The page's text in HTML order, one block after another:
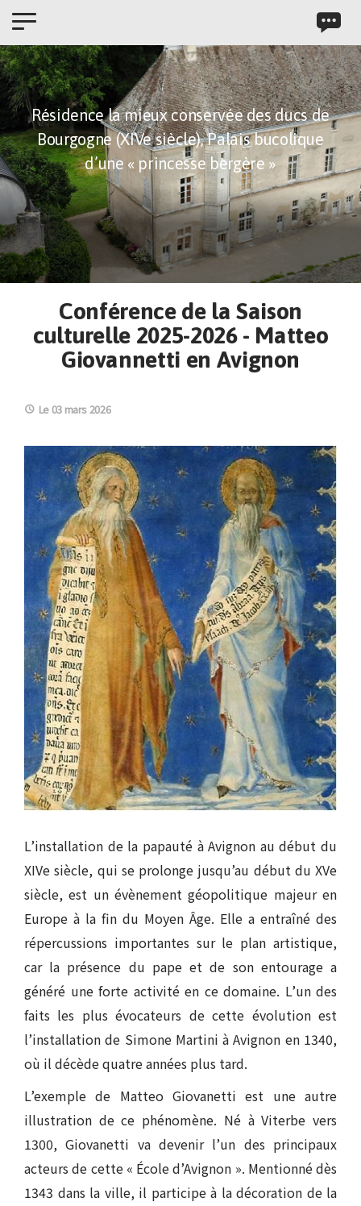
Résidence la mieux conservée des ducs de
Bourgogne (XIVe siècle),Palais bucolique
d’une « princesse bergère »
Conférence de la Saison
culturelle 2025-2026 - Matteo
Giovannetti en Avignon
Le 03 mars 2026
L’installation de la papauté à Avignon au début du
XIVe siècle, qui se prolonge jusqu’au début du XVe
siècle, est un évènement géopolitique majeur en
Europe à la fin du Moyen Âge. Elle a entraîné des
répercussions importantes sur le plan artistique,
car la présence du pape et de son entourage a
généré une forte activité en ce domaine. L’un des
faits les plus évocateurs de cette évolution est
l’installation de Simone Martini à Avignon en 1340,
où il décède quatre années plus tard.
L’exemple de Matteo Giovanetti est une autre
illustration de ce phénomène. Né à Viterbe vers
1300, Giovanetti va devenir l’un des principaux
acteurs de cette « École d’Avignon ». Mentionné dès
1343 dans la ville, il participe à la décoration de la
Panneau de gestion des cookies